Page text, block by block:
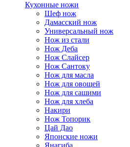
Кухонные ножи
Шеф нож
Дамасский нож
Универсальный нож
Нож из стали
Нож Деба
Нож Слайсер
Нож Сантоку
Нож для масла
Нож для овощей
Нож для сашими
Нож для хлеба
Накири
Нож Топорик
Цай Дао
Японские ножи
Янагиба